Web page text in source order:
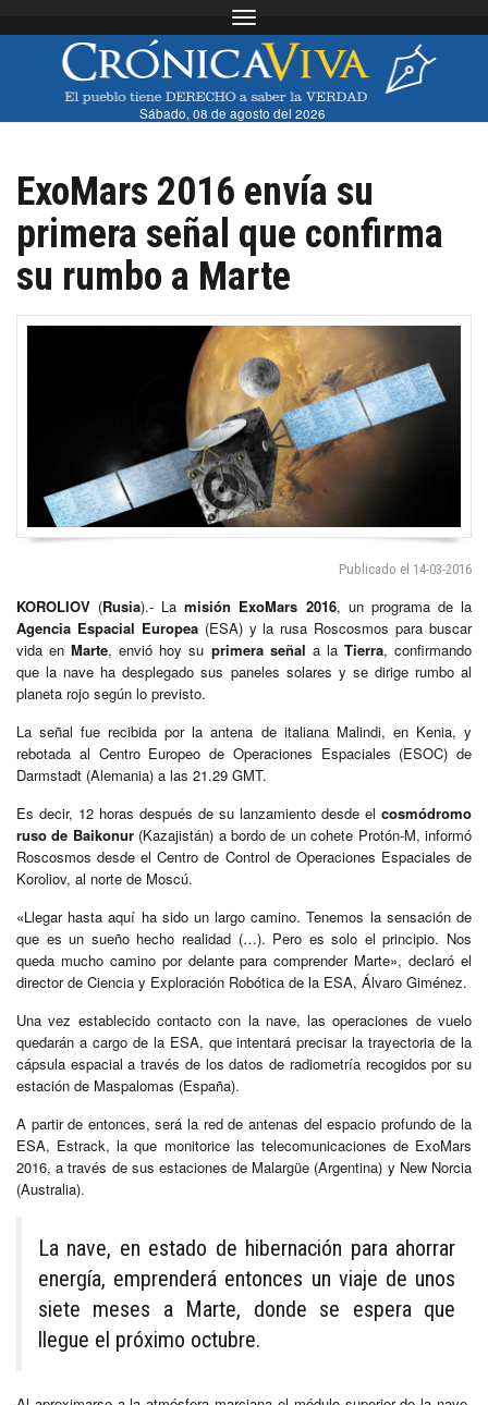
Toggle navigation
Sábado, 08 de agosto del 2026
ExoMars 2016 envía su
primera señal que confirma
su rumbo a Marte
Publicado el 14-03-2016
KOROLIOV (Rusia).- Lamisión ExoMars 2016, un programa de la
Agencia Espacial Europea(ESA) y la rusa Roscosmos para buscar
vida enMarte, envió hoy su primera señal a la Tierra, confirmando
que la nave ha desplegado sus paneles solares y se dirige rumbo al
planeta rojo según lo previsto.
La señal fue recibida por la antena de italiana Malindi, en Kenia, y
rebotada al Centro Europeo de Operaciones Espaciales (ESOC) de
Darmstadt (Alemania) a las 21.29 GMT.
Es decir, 12 horas después de su lanzamiento desde el cosmódromo
ruso de Baikonur(Kazajistán) a bordo de un cohete Protón-M, informó
Roscosmos desde el Centro de Control de Operaciones Espaciales de
Koroliov, al norte de Moscú.
«Llegar hasta aquí ha sido un largo camino. Tenemos la sensación de
que es un sueño hecho realidad (…). Pero es solo el principio. Nos
queda mucho camino por delante para comprender Marte», declaró el
director de Ciencia y Exploración Robótica de la ESA, Álvaro Giménez.
Una vez establecido contacto con la nave, las operaciones de vuelo
quedarán a cargo de la ESA, que intentará precisar la trayectoria de la
cápsula espacial a través de los datos de radiometría recogidos por su
estación de Maspalomas (España).
A partir de entonces, será la red de antenas del espacio profundo de la
ESA, Estrack, la que monitorice las telecomunicaciones de ExoMars
2016, a través de sus estaciones de Malargüe (Argentina) y New Norcia
(Australia).
La nave, en estado de hibernación para ahorrar
energía, emprenderá entonces un viaje de unos
siete meses a Marte, donde se espera que
llegue el próximo octubre.